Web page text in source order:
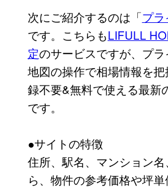
次にご紹介するのは「プ
です。こちらもLIFULL
定のサービスですが、プ
地図の操作で相場情報を
録不要&無料で使える最新
です。
●サイトの特徴
住所、駅名、マンション
ら、物件の参考価格や坪